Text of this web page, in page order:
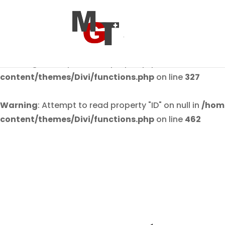
: Attempt to read property "post_author" on
content/themes/Divi/functions.php
content/themes/Divi/functions.php on line 327
Warning: Attempt to read property "ID" on null in /
content/themes/Divi/functions.php on line 462